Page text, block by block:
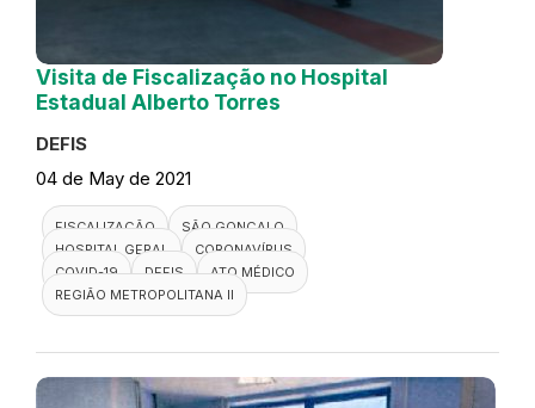
Visita de Fiscalização no Hospital
Estadual Alberto Torres
DEFIS
04 de May de 2021
FISCALIZAÇÃO
SÃO GONÇALO
HOSPITAL GERAL
CORONAVÍRUS
COVID-19
DEFIS
ATO MÉDICO
REGIÃO METROPOLITANA II